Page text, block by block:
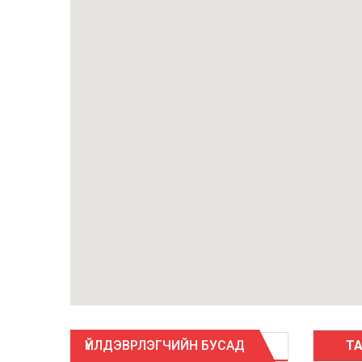
ҮЙЛДЭВРЛЭГЧИЙН БУСАД